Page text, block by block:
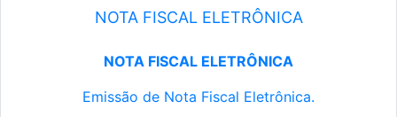
NOTA FISCAL ELETRÔNICA
NOTA FISCAL ELETRÔNICA
Emissão de Nota Fiscal Eletrônica.